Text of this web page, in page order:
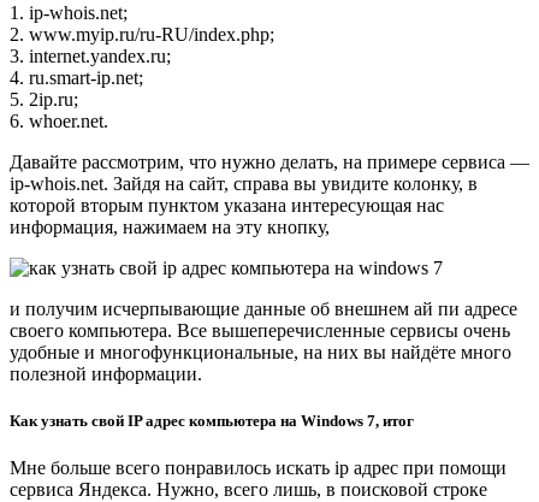
1. ip-whois.net;
2. www.myip.ru/ru-RU/index.php;
3. internet.yandex.ru;
4. ru.smart-ip.net;
5. 2ip.ru;
6. whoer.net.
Давайте рассмотрим, что нужно делать, на примере сервиса —
ip-whois.net. Зайдя на сайт, справа вы увидите колонку, в
которой вторым пунктом указана интересующая нас
информация, нажимаем на эту кнопку,
и получим исчерпывающие данные об внешнем ай пи адресе
своего компьютера. Все вышеперечисленные сервисы очень
удобные и многофункциональные, на них вы найдёте много
полезной информации.
Как узнать свой IP адрес компьютера на Windows 7, итог
Мне больше всего понравилось искать ip адрес при помощи
сервиса Яндекса. Нужно, всего лишь, в поисковой строке